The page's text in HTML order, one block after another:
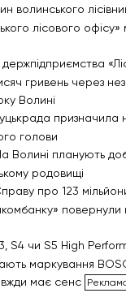
волинського
лісового офісу»
гривень через
Волині
призначила
голови
Волині планують
родовищі
про 123
S4 чи S5 High
маркування
має сенс